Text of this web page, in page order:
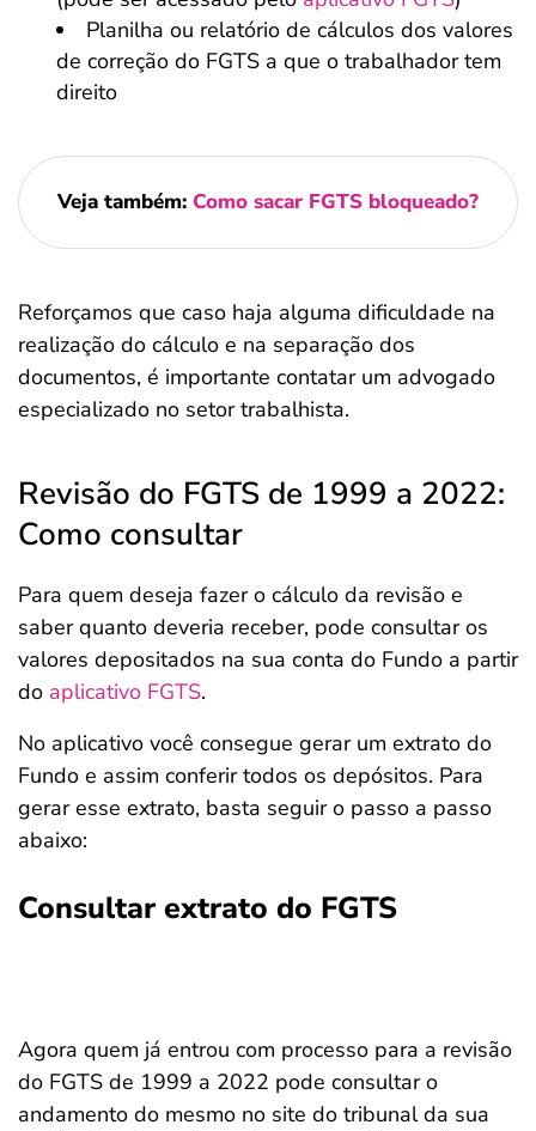
Planilha ou relatório de cálculos dos valores
de correção do FGTS a que o trabalhador tem
direito
Veja também: Como sacar FGTS bloqueado?
Reforçamos que caso haja alguma dificuldade na
realização do cálculo e na separação dos
documentos, é importante contatar um advogado
especializado no setor trabalhista.
Revisão do FGTS de 1999 a 2022:
Como consultar
Para quem deseja fazer o cálculo da revisão e
saber quanto deveria receber, pode consultar os
valores depositados na sua conta do Fundo a partir
do aplicativo FGTS.
No aplicativo você consegue gerar um extrato do
Fundo e assim conferir todos os depósitos. Para
gerar esse extrato, basta seguir o passo a passo
abaixo:
Consultar extrato do FGTS
Agora quem já entrou com processo para a revisão
do FGTS de 1999 a 2022 pode consultar o
andamento do mesmo no site do tribunal da sua